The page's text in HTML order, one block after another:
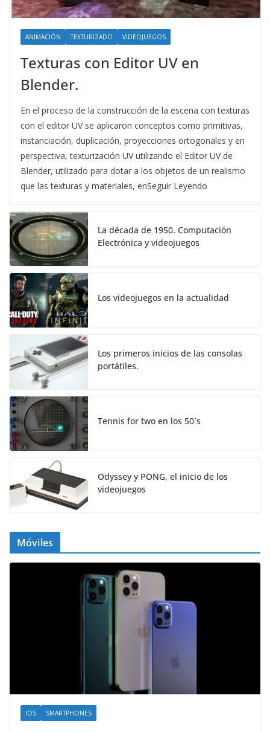
ANIMACIÓN TEXTURIZADO VIDEOJUEGOS
Texturas con Editor UV en
Blender.
En el proceso de la construcción de la escena con texturas
con el editor UV se aplicaron conceptos como primitivas,
instanciación, duplicación, proyecciones ortogonales y en
perspectiva, texturización UV utilizando el Editor UV de
Blender, utilizado para dotar a los objetos de un realismo
que las texturas y materiales, enSeguir Leyendo
La década de 1950. Computación
Electrónica y videojuegos
Los videojuegos en la actualidad
Los primeros inicios de las consolas
portátiles.
Tennis for two en los 50´s
Odyssey y PONG, el inicio de los
videojuegos
Móviles
IOS SMARTPHONES